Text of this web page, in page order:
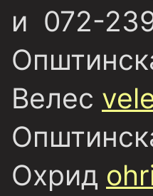
и 072-
Велес
Охрид